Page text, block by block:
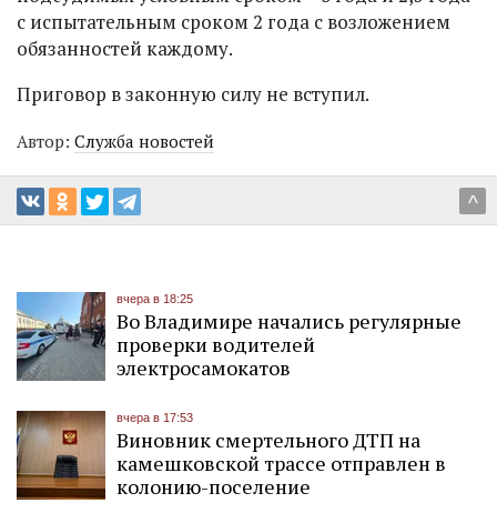
с испытательным сроком 2 года с возложением
обязанностей каждому.
Приговор в законную силу не вступил.
Автор: Служба новостей
^
вчера в 18:25
Во Владимире начались регулярные
проверки водителей
электросамокатов
вчера в 17:53
Виновник смертельного ДТП на
камешковской трассе отправлен в
колонию-поселение